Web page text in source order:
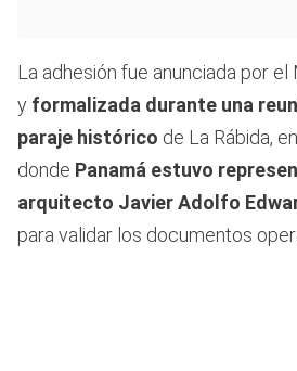
La adhesión fue anunciada por
y formalizada durante una
paraje histórico de La Rábida,
donde Panamá estuvo
arquitecto Javier Adolfo
para validar los documentos